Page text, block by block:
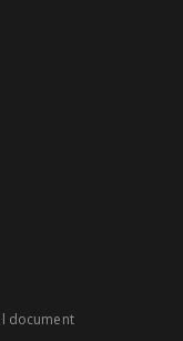
document